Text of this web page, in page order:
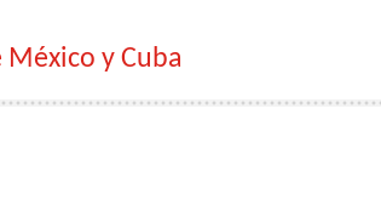
y Cuba